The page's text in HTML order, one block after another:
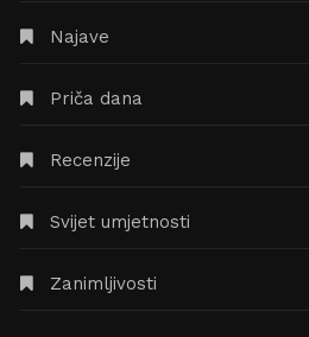
Najave
Priča dana
Recenzije
Svijet umjetnosti
Zanimljivosti